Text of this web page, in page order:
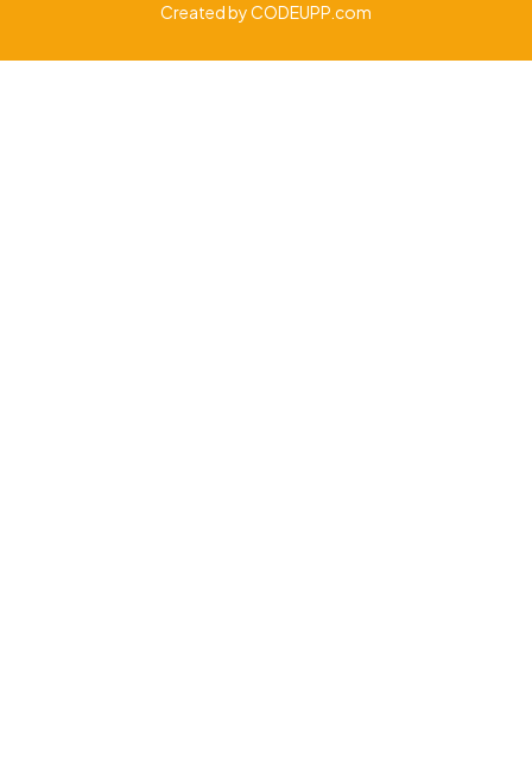
Created byCODEUPP.com